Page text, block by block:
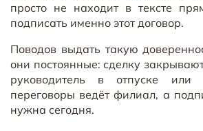
просто не находит в тексте
подписать именно этот договор.
Поводов выдать такую
они постоянные: сделку
руководитель в отпуске или
переговоры ведёт филиал, а
нужна сегодня.